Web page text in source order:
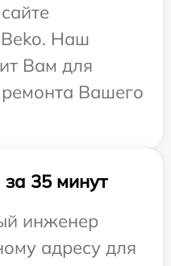
Beko. Наш
Вам для
Вашего
35 минут
инженер
адресу для